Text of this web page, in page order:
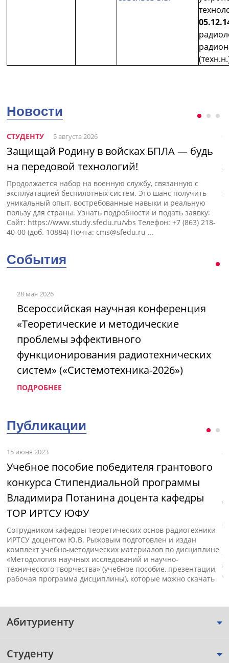
Новости
СТУДЕНТУ 5 августа 2026
Защищай Родину в войсках БПЛА — будь
на передовой технологий!
Продолжается набор на военную службу, связанную с
эксплуатацией беспилотных систем. Это шанс получить
уникальный опыт, востребованные навыки и реальную
пользу для страны. Узнать подробности и подать заявку:
Сайт: https://www.study.sfedu.ru/vbs Телефон: +7 (863) 218-
40-00 (доб. 10884) Почта:cms@sfedu.ru ...
События
28 мая 2026
Всероссийская научная конференция
«Теоретические и методические
проблемы эффективного
функционирования радиотехнических
систем» («Системотехника-2026»)
ПОДРОБНЕЕ
Публикации
15 июня 2023
Учебное пособие победителя грантового
конкурса Стипендиальной программы
Владимира Потанина доцента кафедры
ТОР ИРТСУ ЮФУ
Сотрудником кафедры теоретических основ радиотехники
ИРТСУ доцентом Ю.В. Рыжовым подготовлен и издан
комплект учебно-методических материалов по дисциплине
«Методология научных исследований и научно-
технического творчества» (учебное пособие, презентации,
рабочая программа дисциплины), которые можно скачать
3
Абитуриенту
Студенту